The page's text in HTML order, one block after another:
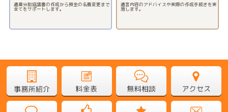
遺産分割協議書の作成から預金の名義変更まで
全てをサポートします。
遺言内容のアドバイスや実際の作成手続きを実
施します。